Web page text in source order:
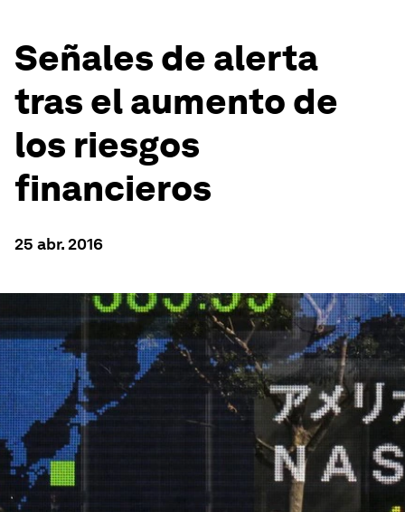
Señales de alerta
tras el aumento de
los riesgos
financieros
25 abr. 2016